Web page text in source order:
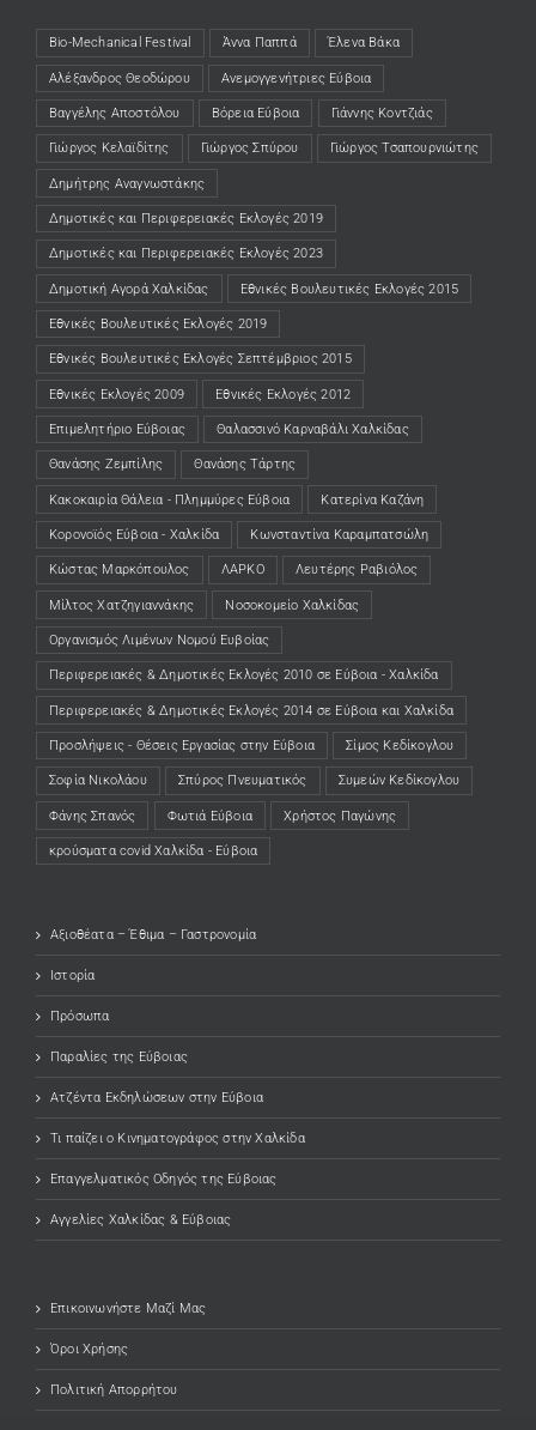
Bio-Mechanical Festival Άννα Παππά Έλενα Βάκα
Αλέξανδρος Θεοδώρου Ανεμογγενήτριες Εύβοια
Βαγγέλης Αποστόλου Βόρεια Εύβοια Γιάννης Κοντζιάς
Γιώργος Κελαϊδίτης Γιώργος Σπύρου Γιώργος Τσαπουρνιώτης
Δημήτρης Αναγνωστάκης
Δημοτικές και Περιφερειακές Εκλογές 2019
Δημοτικές και Περιφερειακές Εκλογές 2023
Δημοτική Αγορά Χαλκίδας Εθνικές Βουλευτικές Εκλογές 2015
Εθνικές Βουλευτικές Εκλογές 2019
Εθνικές Βουλευτικές Εκλογές Σεπτέμβριος 2015
Εθνικές Εκλογές 2009 Εθνικές Εκλογές 2012
Επιμελητήριο Εύβοιας Θαλασσινό Καρναβάλι Χαλκίδας
Θανάσης Ζεμπίλης Θανάσης Τάρτης
Κακοκαιρία Θάλεια - Πλημμύρες Εύβοια Κατερίνα Καζάνη
Κορονοϊός Εύβοια - Χαλκίδα Κωνσταντίνα Καραμπατσώλη
Κώστας Μαρκόπουλος ΛΑΡΚΟ Λευτέρης Ραβιόλος
Μίλτος Χατζηγιαννάκης Νοσοκομείο Χαλκίδας
Οργανισμός Λιμένων Νομού Ευβοίας
Περιφερειακές & Δημοτικές Εκλογές 2010 σε Εύβοια - Χαλκίδα
Περιφερειακές & Δημοτικές Εκλογές 2014 σε Εύβοια και Χαλκίδα
Προσλήψεις - Θέσεις Εργασίας στην Εύβοια Σίμος Κεδίκογλου
Σοφία Νικολάου Σπύρος Πνευματικός Συμεών Κεδίκογλου
Φάνης Σπανός Φωτιά Εύβοια Χρήστος Παγώνης
κρούσματα covid Χαλκίδα - Εύβοια
Αξιοθέατα – Έθιμα – Γαστρονομία
Ιστορία
Πρόσωπα
Παραλίες της Εύβοιας
Ατζέντα Εκδηλώσεων στην Εύβοια
Τι παίζει ο Κινηματογράφος στην Χαλκίδα
Επαγγελματικός Οδηγός της Εύβοιας
Αγγελίες Χαλκίδας & Εύβοιας
Επικοινωνήστε Μαζί Μας
Όροι Χρήσης
Πολιτική Απορρήτου